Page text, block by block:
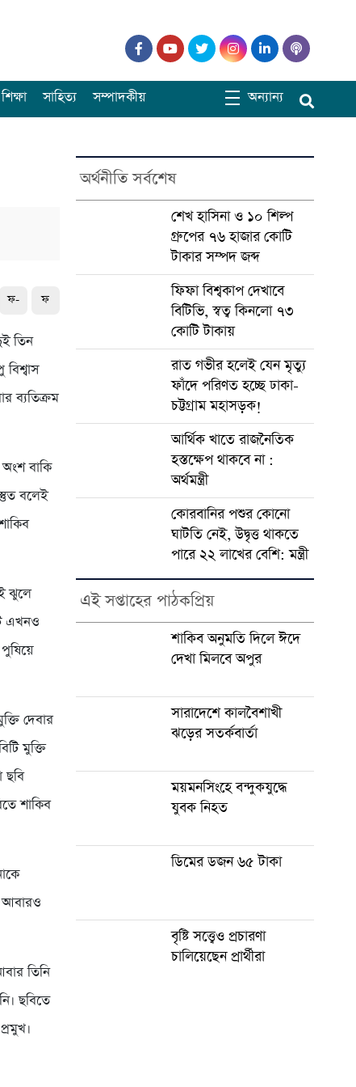
শিক্ষা সাহিত্য সম্পাদকীয় অন্যান্য
ফ- ফ
তিন
ব্যতিক্রম
বাকি
বলেই
ঝুলে
এখনও
দেবার
মুক্তি
ছবি
শাকিব
আবারও
তিনি
ছবিতে
অর্থনীতি সর্বশেষ
শেখ হাসিনা ও ১০ শিল্প
গ্রুপের ৭৬ হাজার কোটি
টাকার সম্পদ জব্দ
ফিফা বিশ্বকাপ দেখাবে
বিটিভি, স্বত্ব কিনলো ৭৩
কোটি টাকায়
রাত গভীর হলেই যেন মৃত্যু
ফাঁদে পরিণত হচ্ছে ঢাকা-
চট্টগ্রাম মহাসড়ক!
আর্থিক খাতে রাজনৈতিক
হস্তক্ষেপ থাকবে না :
অর্থমন্ত্রী
কোরবানির পশুর কোনো
ঘাটতি নেই, উদ্বৃত্ত থাকতে
পারে ২২ লাখের বেশি: মন্ত্রী
এই সপ্তাহের পাঠকপ্রিয়
শাকিব অনুমতি দিলে ঈদে
দেখা মিলবে অপুর
সারাদেশে কালবৈশাখী
ঝড়ের সতর্কবার্তা
ময়মনসিংহে বন্দুকযুদ্ধে
যুবক নিহত
ডিমের ডজন ৬৫ টাকা
বৃষ্টি সত্ত্বেও প্রচারণা
চালিয়েছেন প্রার্থীরা